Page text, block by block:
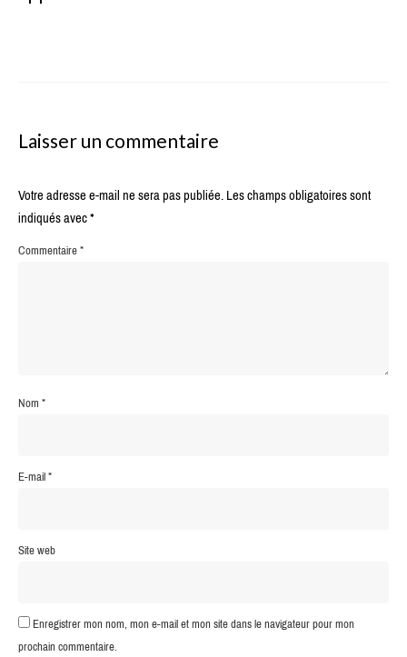
Laisser un commentaire
Votre adresse e-mail ne sera pas publiée.Les champs obligatoires sont
indiqués avec*
Commentaire*
Nom*
E-mail*
Site web
Enregistrer mon nom, mon e-mail et mon site dans le navigateur pour mon
prochain commentaire.